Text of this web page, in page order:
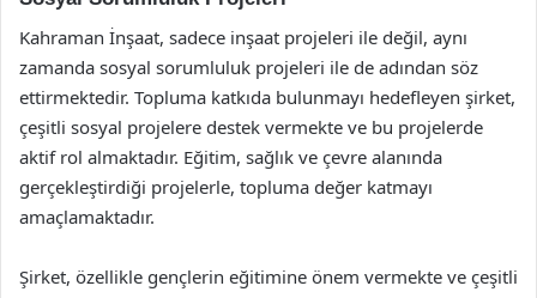
Kahraman İnşaat, sadece inşaat projeleri ile değil, aynı
zamanda sosyal sorumluluk projeleri ile de adından söz
ettirmektedir. Topluma katkıda bulunmayı hedefleyen şirket,
çeşitli sosyal projelere destek vermekte ve bu projelerde
aktif rol almaktadır. Eğitim, sağlık ve çevre alanında
gerçekleştirdiği projelerle, topluma değer katmayı
amaçlamaktadır.
Şirket, özellikle gençlerin eğitimine önem vermekte ve çeşitli